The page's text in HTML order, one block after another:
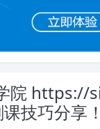
院
技巧分享！